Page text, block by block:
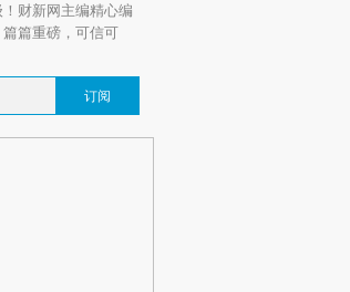
财新网主编精心编
篇重磅，可信可
订阅